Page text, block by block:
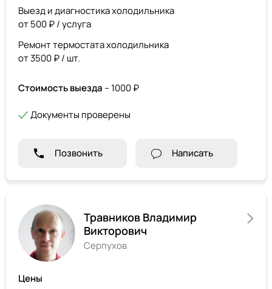
Выезд и диагностика холодильника
от 500 ₽ / услуга
Ремонт термостата холодильника
от 3500 ₽ / шт.
Стоимость выезда – 1000 ₽
Документы проверены
Позвонить Написать
Травников Владимир
Викторович
Серпухов
Цены